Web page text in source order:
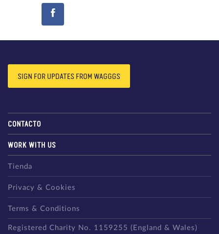
SIGN FOR UPDATES FROM WAGGGS
CONTACTO
WORK WITH US
Tienda
Privacy & Cookies
Terms & Conditions
Registered Charity No. 1159255 (England & Wales)